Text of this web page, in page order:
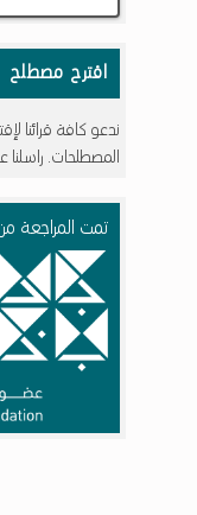
اقترح مصطلح
ندعو كافة قرائنا
المصطلحات. راسلنا
تمت المراجعة